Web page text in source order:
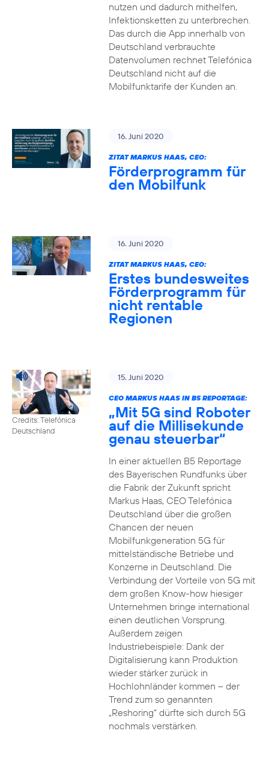
nutzen und dadurch mithelfen,
Infektionsketten zu unterbrechen.
Das durch die App innerhalb von
Deutschland verbrauchte
Datenvolumen rechnet Telefónica
Deutschland nicht auf die
Mobilfunktarife der Kunden an.
16. Juni 2020
ZITAT MARKUS HAAS, CEO:
Förderprogramm für
den Mobilfunk
16. Juni 2020
ZITAT MARKUS HAAS, CEO:
Erstes bundesweites
Förderprogramm für
nicht rentable
Regionen
Credits: Telefónica
Deutschland
15. Juni 2020
CEO MARKUS HAAS IN B5 REPORTAGE:
„Mit 5G sind Roboter
auf die Millisekunde
genau steuerbar“
In einer aktuellen B5 Reportage
des Bayerischen Rundfunks über
die Fabrik der Zukunft spricht
Markus Haas, CEO Telefónica
Deutschland über die großen
Chancen der neuen
Mobilfunkgeneration 5G für
mittelständische Betriebe und
Konzerne in Deutschland. Die
Verbindung der Vorteile von 5G mit
dem großen Know-how hiesiger
Unternehmen bringe international
einen deutlichen Vorsprung.
Außerdem zeigen
Industriebeispiele: Dank der
Digitalisierung kann Produktion
wieder stärker zurück in
Hochlohnländer kommen – der
Trend zum so genannten
„Reshoring“ dürfte sich durch 5G
nochmals verstärken.